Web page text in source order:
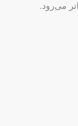
می‌رود.